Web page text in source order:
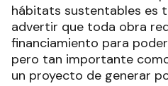
hábitats sustentables es
advertir que toda obra
financiamiento para
pero tan importante
un proyecto de generar